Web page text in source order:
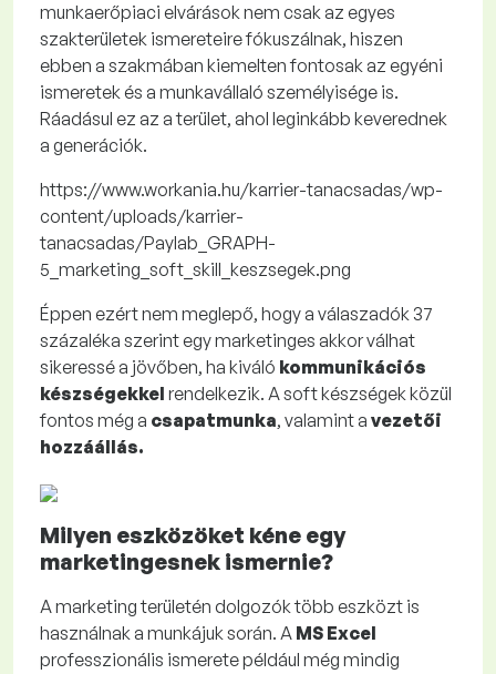
munkaerőpiaci elvárások nem csak az egyes
szakterületek ismereteire fókuszálnak, hiszen
ebben a szakmában kiemelten fontosak az egyéni
ismeretek és a munkavállaló személyisége is.
Ráadásul ez az a terület, ahol leginkább keverednek
a generációk.
https://www.workania.hu/karrier-tanacsadas/wp-
content/uploads/karrier-
tanacsadas/Paylab_GRAPH-
5_marketing_soft_skill_keszsegek.png
Éppen ezért nem meglepő, hogy a válaszadók 37
százaléka szerint egy marketinges akkor válhat
sikeressé a jövőben, ha kiváló kommunikációs
készségekkel rendelkezik. A soft készségek közül
fontos még a csapatmunka, valamint a vezetői
hozzáállás.
Milyen eszközöket kéne egy
marketingesnek ismernie?
A marketing területén dolgozók több eszközt is
használnak a munkájuk során. A MS Excel
professzionális ismerete például még mindig